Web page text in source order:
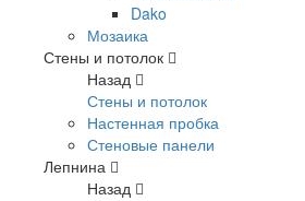
Dako
Мозаика
Стены и потолок
Назад
Стены и потолок
Настенная пробка
Стеновые панели
Лепнина
Назад